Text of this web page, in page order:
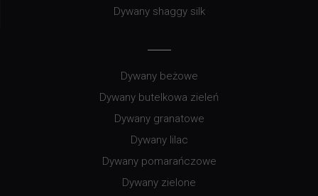
Dywany shaggy silk
Dywany beżowe
Dywany butelkowa zieleń
Dywany granatowe
Dywany lilac
Dywany pomarańczowe
Dywany zielone